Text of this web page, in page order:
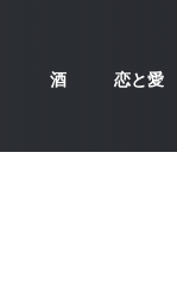
酒 恋と愛